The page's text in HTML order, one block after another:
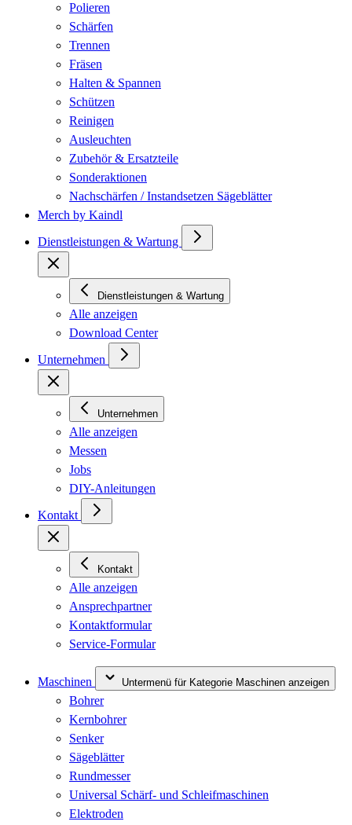
Polieren
Schärfen
Trennen
Fräsen
Halten & Spannen
Schützen
Reinigen
Ausleuchten
Zubehör & Ersatzteile
Sonderaktionen
Nachschärfen / Instandsetzen Sägeblätter
Merch by Kaindl
Dienstleistungen & Wartung
Dienstleistungen & Wartung
Alle anzeigen
Download Center
Unternehmen
Unternehmen
Alle anzeigen
Messen
Jobs
DIY-Anleitungen
Kontakt
Kontakt
Alle anzeigen
Ansprechpartner
Kontaktformular
Service-Formular
Maschinen Untermenü für Kategorie Maschinen anzeigen
Bohrer
Kernbohrer
Senker
Sägeblätter
Rundmesser
Universal Schärf- und Schleifmaschinen
Elektroden